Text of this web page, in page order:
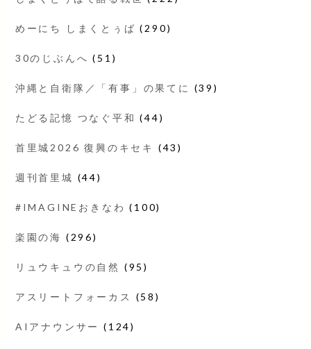
めーにち しまくとぅば (290)
30のじぶんへ (51)
沖縄と自衛隊／「有事」の果てに (39)
たどる記憶 つなぐ平和 (44)
首里城2026 復興のキセキ (43)
週刊首里城 (44)
#IMAGINEおきなわ (100)
楽園の海 (296)
リュウキュウの自然 (95)
アスリートフォーカス (58)
AIアナウンサー (124)